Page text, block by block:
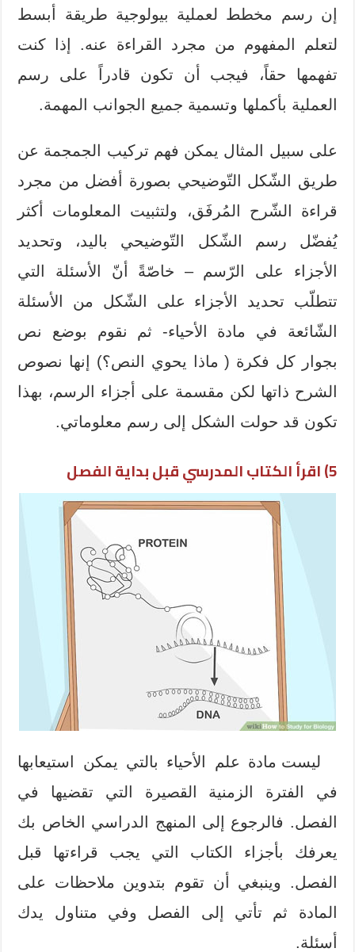
إن رسم مخطط لعملية بيولوجية طريقة أبسط
لتعلم المفهوم من مجرد القراءة عنه. إذا كنت
تفهمها حقاً، فيجب أن تكون قادراً على رسم
العملية بأكملها وتسمية جميع الجوانب المهمة.
على سبيل المثال يمكن فهم تركيب الجمجمة عن
طريق الشّكل التّوضيحي بصورة أفضل من مجرد
قراءة الشّرح المُرفَق، ولتثبيت المعلومات أكثر
يُفضّل رسم الشّكل التّوضيحي باليد، وتحديد
الأجزاء على الرّسم – خاصّةً أنّ الأسئلة التي
تتطلّب تحديد الأجزاء على الشّكل من الأسئلة
الشّائعة في مادة الأحياء- ثم نقوم بوضع نص
بجوار كل فكرة ( ماذا يحوي النص؟) إنها نصوص
الشرح ذاتها لكن مقسمة على أجزاء الرسم، بهذا
تكون قد حولت الشكل إلى رسم معلوماتي.
5) اقرأ الكتاب المدرسي قبل بداية الفصل
ليست مادة علم الأحياء بالتي يمكن استيعابها
في الفترة الزمنية القصيرة التي تقضيها في
الفصل. فالرجوع إلى المنهج الدراسي الخاص بك
يعرفك بأجزاء الكتاب التي يجب قراءتها قبل
الفصل. وينبغي أن تقوم بتدوين ملاحظات على
المادة ثم تأتي إلى الفصل وفي متناول يدك
أسئلة.